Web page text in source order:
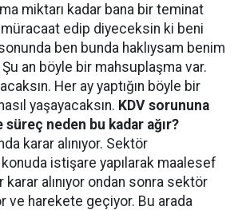
miktarı kadar bana bir teminat
edip diyeceksin ki beni
ben bunda haklıysam benim
Şu an böyle bir mahsuplaşma var.
Her ay yaptığın böyle bir
yaşayacaksın. KDV sorununa
neden bu kadar ağır?
karar alınıyor. Sektör
istişare yapılarak maalesef
karar alınıyor ondan sonra sektör
ve harekete geçiyor. Bu arada